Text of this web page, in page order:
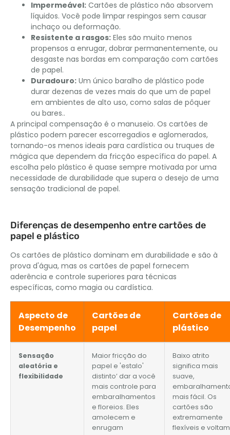
Impermeável: Cartões de plástico não absorvem
líquidos. Você pode limpar respingos sem causar
inchaço ou deformação.
Resistente a rasgos: Eles são muito menos
propensos a enrugar, dobrar permanentemente, ou
desgaste nas bordas em comparação com cartões
de papel.
Duradouro: Um único baralho de plástico pode
durar dezenas de vezes mais do que um de papel
em ambientes de alto uso, como salas de pôquer
ou bares..
A principal compensação é o manuseio. Os cartões de
plástico podem parecer escorregadios e aglomerados,
tornando-os menos ideais para cardística ou truques de
mágica que dependem da fricção específica do papel. A
escolha pelo plástico é quase sempre motivada por uma
necessidade de durabilidade que supera o desejo de uma
sensação tradicional de papel.
Diferenças de desempenho entre cartões de
papel e plástico
Os cartões de plástico dominam em durabilidade e são à
prova d'água, mas os cartões de papel fornecem
aderência e controle superiores para técnicas
específicas, como magia ou cardística.
Aspecto de
Desempenho
Cartões de
papel
Cartões de
plástico
Sensação
aleatória e
flexibilidade
Maior fricção do
papel e 'estalo'
distinto’ dar a você
mais controle para
embaralhamentos
e floreios. Eles
amolecem e
enrugam
Baixo atrito
significa mais
suave,
mais fácil. Os
cartões são
extremamente
flexíveis e voltam